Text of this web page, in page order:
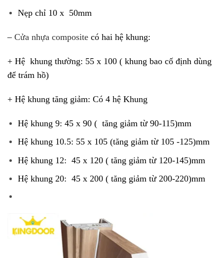
Nẹp chỉ 10 x 50mm
– Cửa nhựa composite có hai hệ khung:
+ Hệ khung thường: 55 x 100 ( khung bao cố định dùng
để trám hồ)
+ Hệ khung tăng giảm: Có 4 hệ Khung
Hệ khung 9: 45 x 90 ( tăng giảm từ 90-115)mm
Hệ khung 10.5: 55 x 105 (tăng giảm từ 105 -125)mm
Hệ khung 12: 45 x 120 ( tăng giảm từ 120-145)mm
Hệ khung 20: 45 x 200 ( tăng giảm từ 200-220)mm